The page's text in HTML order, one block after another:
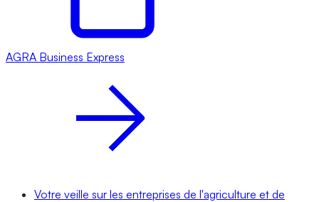
AGRA Business Express
Votre veille sur les entreprises de l'agriculture et de